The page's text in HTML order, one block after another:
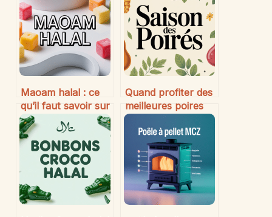
Maoam halal : ce
qu’il faut savoir sur
les bonbons et leur
composition
Quand profiter des
meilleures poires
de saison : guide
pratique pour
choisir et savourer